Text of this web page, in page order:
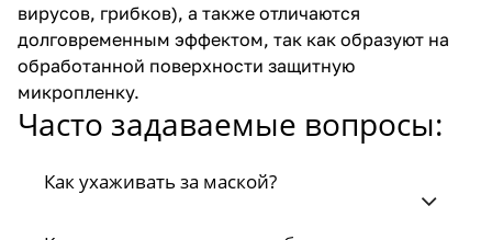
вирусов, грибков), а также отличаются
долговременным эффектом, так как образуют на
обработанной поверхности защитную
микропленку.
Часто задаваемые вопросы:
Как ухаживать за маской?